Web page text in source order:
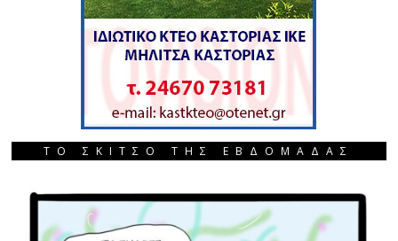
ΤΟ ΣΚΙΤΣΟ ΤΗΣ ΕΒΔΟΜΑΔΑΣ